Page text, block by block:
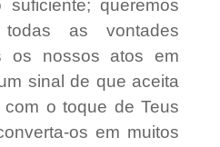
queremos
as vontades
os nossos atos em
sinal de que aceita
o toque de Teus
os em muitos